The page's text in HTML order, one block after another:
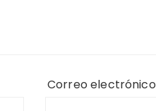
Correo electrónico